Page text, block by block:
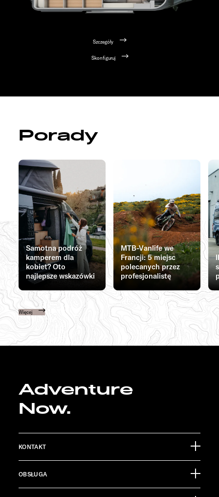
Szczegóły
Skonfiguruj
Porady
Samotna podróż
kamperem dla
kobiet? Oto
najlepsze wskazówki
MTB-Vanlife we
Francji: 5 miejsc
polecanych przez
profesjonalistę
Więcej
Adventure
Now.
KONTAKT
Ölmühlestraße 6
88299 Leutkirch
OBSŁUGA